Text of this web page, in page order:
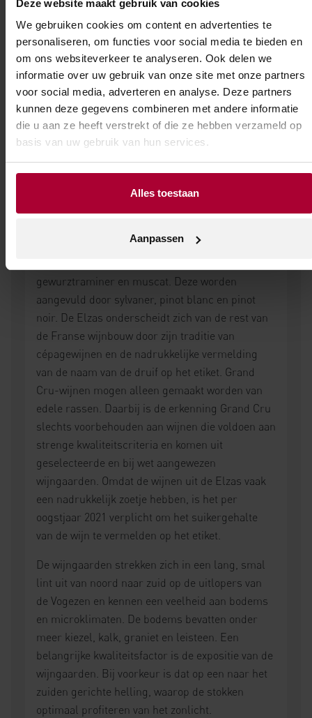
Deze website maakt gebruik van cookies
We gebruiken cookies om content en advertenties te
personaliseren, om functies voor social media te bieden en
om ons websiteverkeer te analyseren. Ook delen we
informatie over uw gebruik van onze site met onze partners
voor social media, adverteren en analyse. Deze partners
kunnen deze gegevens combineren met andere informatie
die u aan ze heeft verstrekt of die ze hebben verzameld op
basis van uw gebruik van hun services.
Alles toestaan
Aanpassen
Duitse namen tegen op het etiket en ook de
druivenrassen die hier worden verbouwd, zijn ten
aanzien van de rest van Frankrijk meer Duits dan
Frans. Daarnaast heeft de Elzas, ondanks de
noordelijke ligging, een opmerkelijk hoog aantal
zonuren: 1500-1800 per jaar. In Frankrijk heeft
alleen Perpignan in de Rousillon meer zonuren
dan Colmar. De Vogezen vormen een perfecte
westen waardoor de wijnen uit de Elzas een
uniek karakter hebben.
De belangrijkste druivenrassen in de Elzas,
gewurztraminer en muscat. Deze worden
aangevuld door sylvaner, pinot blanc en pinot
noir. De Elzas onderscheidt zich van de rest van
de Franse wijnbouw door zijn traditie van
cépagewijnen en de nadrukkelijke vermelding
van de naam van de druif op het etiket. Grand
Cru-wijnen mogen alleen gemaakt worden van
edele rassen. Daarbij is de erkenning Grand Cru
slechts voorbehouden aan wijnen die voldoen aan
strenge kwaliteitscriteria en komen uit
geselecteerde en bij wet aangewezen
wijngaarden. Omdat de wijnen uit de Elzas vaak
een nadrukkelijk zoetje hebben, is het per
oogstjaar 2021 verplicht om het suikergehalte
van de wijn te vermelden op het etiket.
De wijngaarden strekken zich in een lang, smal
lint uit van noord naar zuid op de uitlopers van
de Vogezen en kennen een veelheid aan bodems
en microklimaten. De bodems bevatten onder
meer kiezel, kalk, graniet en leisteen. Een
belangrijke kwaliteitsfactor is de expositie van de
wijngaarden. Bij voorkeur is dat op een naar het
zuiden gerichte helling, waarop de stokken
optimaal profiteren van het zonlicht.